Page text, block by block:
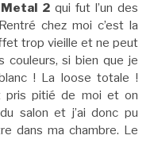
2 qui fut l’un des
chez moi c’est la
trop vieille et ne peut
couleurs, si bien que je
! La loose totale !
pris pitié de moi et on
salon et j’ai donc pu
dans ma chambre. Le